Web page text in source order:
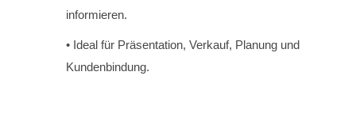
informieren.
• Ideal für Präsentation, Verkauf, Planung und
Kundenbindung.